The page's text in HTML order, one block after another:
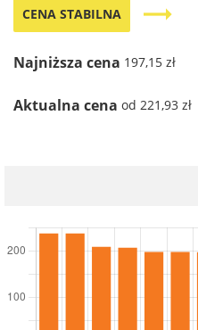
CENA STABILNA trending_flat
Najniższa cena 197,15 zł
Aktualna cena od 221,93 zł